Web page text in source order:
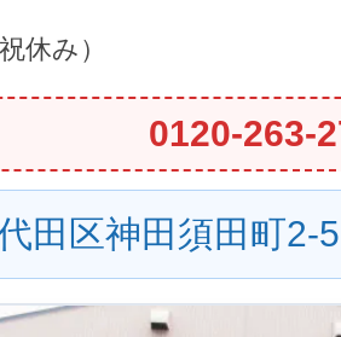
休み）
0120-263-
田区神田須田町2-